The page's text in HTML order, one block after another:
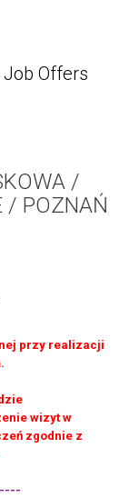
Job Offers
/
/ POZNAŃ
przy realizacji
wizyt w
zgodnie z